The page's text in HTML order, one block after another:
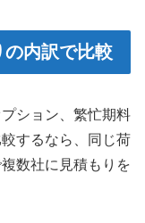
内訳で比較
ション、繁忙期料
するなら、同じ荷
数社に見積もりを